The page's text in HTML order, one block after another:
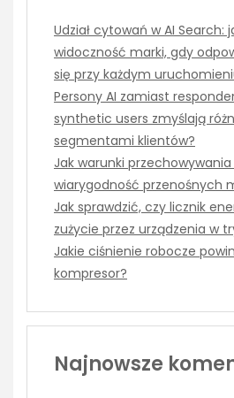
Udział cytowań w AI Search:
widoczność marki, gdy
się przy każdym
Persony AI zamiast
synthetic users zmyślają
segmentami klientów?
Jak warunki przechowywania
wiarygodność przenośnych
Jak sprawdzić, czy licznik
zużycie przez urządzenia w
Jakie ciśnienie robocze
kompresor?
Najnowsze